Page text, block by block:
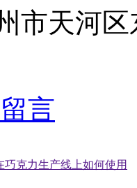
市天河
言
巧克力生产线上如何使用